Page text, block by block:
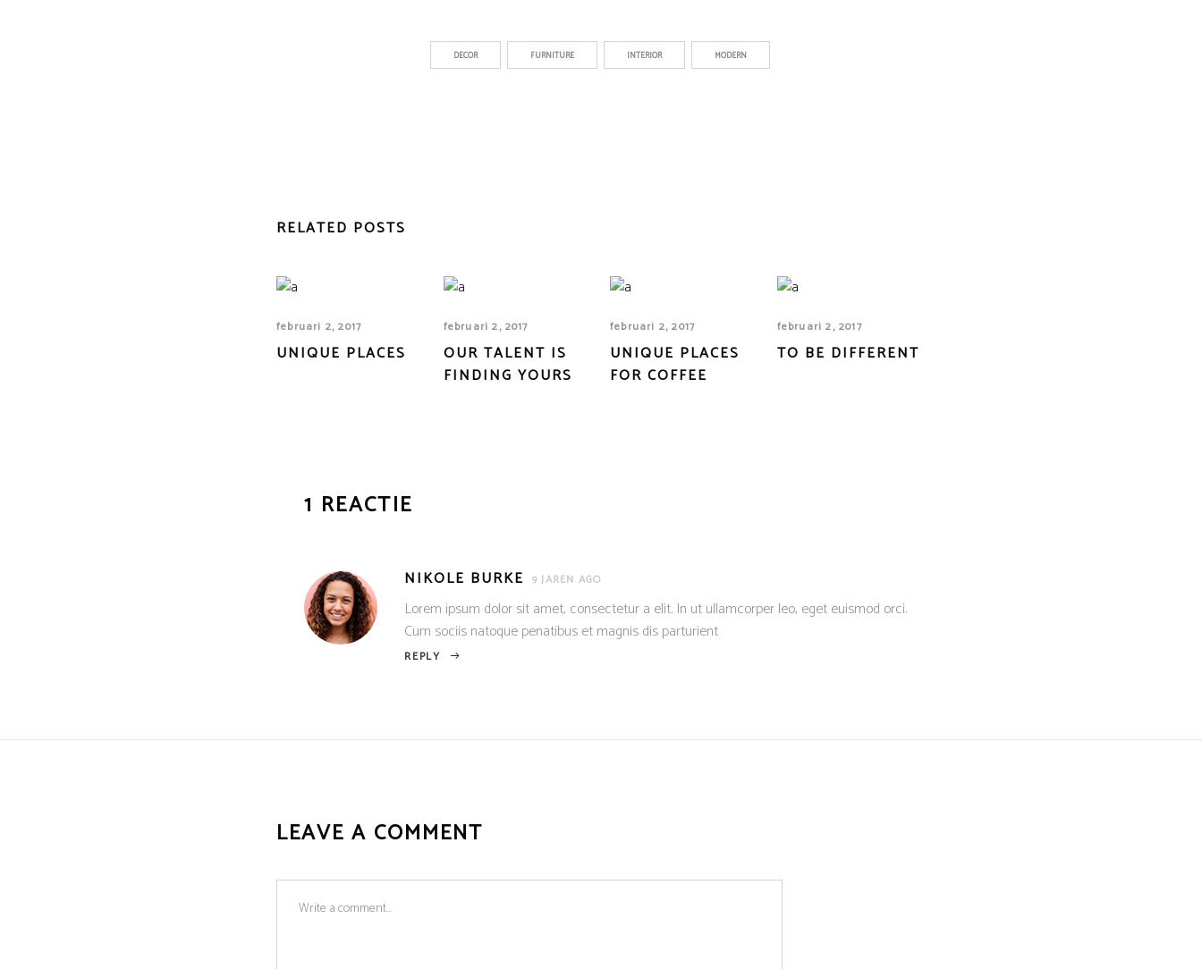
DECOR FURNITURE INTERIOR MODERN
RELATED POSTS
februari 2, 2017
UNIQUE PLACES
februari 2, 2017
OUR TALENT IS
FINDING YOURS
februari 2, 2017
UNIQUE PLACES
FOR COFFEE
februari 2, 2017
TO BE DIFFERENT
1 REACTIE
NIKOLE BURKE 9 JAREN AGO
Lorem ipsum dolor sit amet, consectetur a elit. In ut ullamcorper leo, eget euismod orci.
Cum sociis natoque penatibus et magnis dis parturient
REPLY
LEAVE A COMMENT